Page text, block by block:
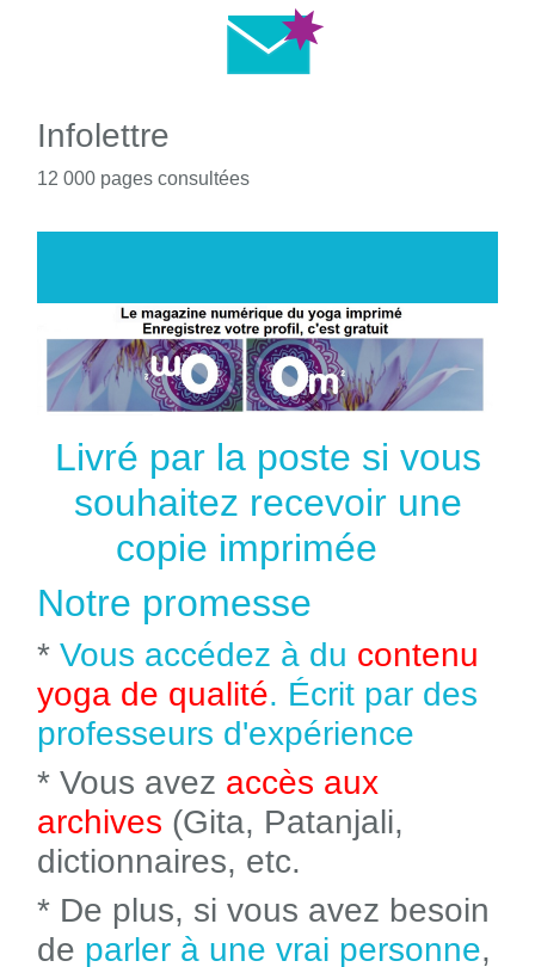
Infolettre
12 000 pages consultées
Livré par la poste si vous
souhaitez recevoir une
copie imprimée
Notre promesse
* Vous accédez à du contenu
yoga de qualité. Écrit par des
professeurs d'expérience
* Vous avez accès aux
archives (Gita, Patanjali,
dictionnaires, etc.
* De plus, si vous avez besoin
de parler à une vrai personne,